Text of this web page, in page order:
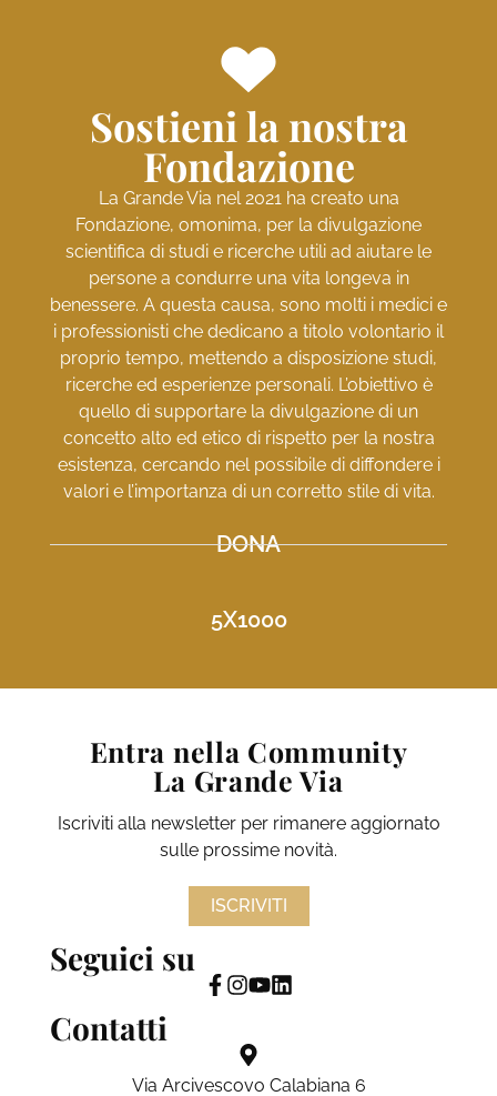
Sostieni la nostra
Fondazione
La Grande Via nel 2021 ha creato una
Fondazione, omonima, per la divulgazione
scientifica di studi e ricerche utili ad aiutare le
persone a condurre una vita longeva in
benessere. A questa causa, sono molti i medici e
i professionisti che dedicano a titolo volontario il
proprio tempo, mettendo a disposizione studi,
ricerche ed esperienze personali. L’obiettivo è
quello di supportare la divulgazione di un
concetto alto ed etico di rispetto per la nostra
esistenza, cercando nel possibile di diffondere i
valori e l’importanza di un corretto stile di vita.
DONA
5X1000
Contatti
Via Arcivescovo Calabiana 6
Seguici su
Entra nella Community
La Grande Via
Iscriviti alla newsletter per rimanere aggiornato
sulle prossime novità.
ISCRIVITI